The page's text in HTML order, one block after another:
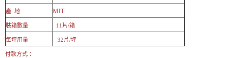
產 地 MIT
裝箱數量 11片/箱
每坪用量 32片/坪
付款方式：